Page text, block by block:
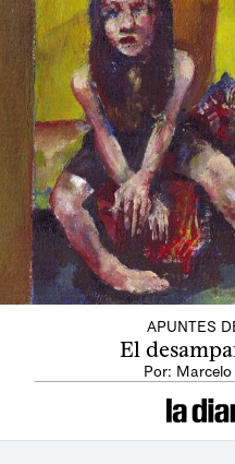
APUNTES
El
Por: Marcelo